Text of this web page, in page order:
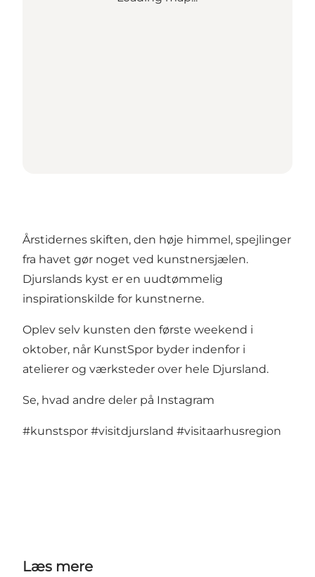
Årstidernes skiften, den høje himmel, spejlinger
fra havet gør noget ved kunstnersjælen.
Djurslands kyst er en uudtømmelig
inspirationskilde for kunstnerne.
Oplev selv kunsten den første weekend i
oktober, når KunstSpor byder indenfor i
atelierer og værksteder over hele Djursland.
Se, hvad andre deler på Instagram
#kunstspor #visitdjursland #visitaarhusregion
Læs mere